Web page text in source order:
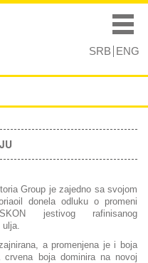
SRB ENG
Group je zajedno sa svojom
donela odluku o promeni
jestivog rafinisanog
ulja.
a promenjena je i boja
boja dominira na novoj